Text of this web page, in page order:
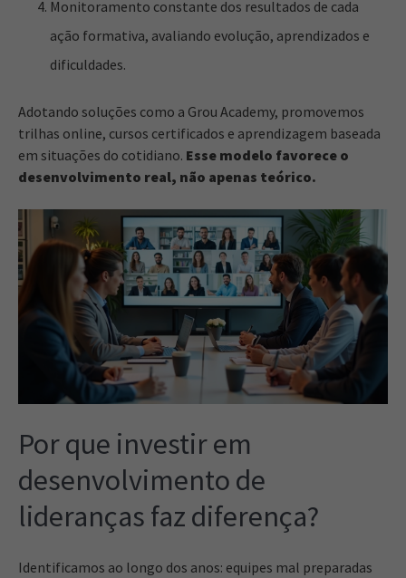
Monitoramento constante dos resultados de cada
ação formativa, avaliando evolução, aprendizados e
dificuldades.
Adotando soluções como a Grou Academy, promovemos
trilhas online, cursos certificados e aprendizagem baseada
em situações do cotidiano. Esse modelo favorece o
desenvolvimento real, não apenas teórico.
Por que investir em
desenvolvimento de
lideranças faz diferença?
Identificamos ao longo dos anos: equipes mal preparadas